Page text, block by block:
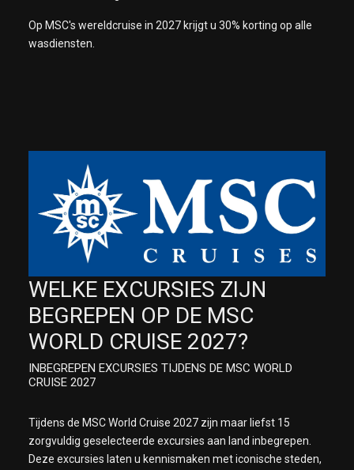
Op MSC's wereldcruise in 2027 krijgt u 30% korting op alle
wasdiensten.
WELKE EXCURSIES ZIJN
BEGREPEN OP DE MSC
WORLD CRUISE 2027?
INBEGREPEN EXCURSIES TIJDENS DE MSC WORLD
CRUISE 2027
Tijdens de MSC World Cruise 2027 zijn maar liefst 15
zorgvuldig geselecteerde excursies aan land inbegrepen.
Deze excursies laten u kennismaken met iconische steden,